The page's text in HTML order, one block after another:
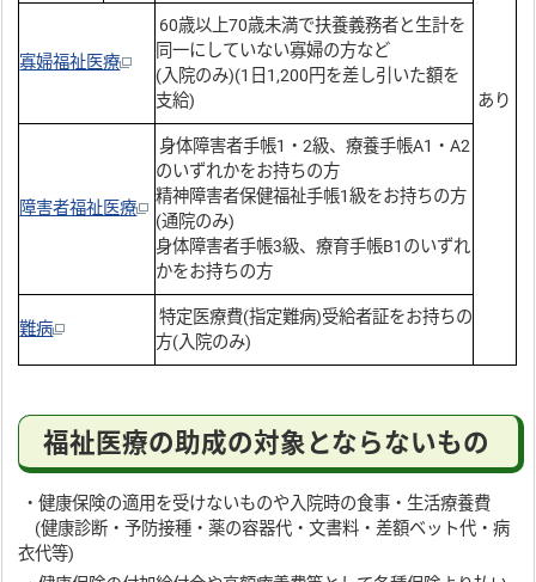
あり
寡婦福祉医療
60歳以上70歳未満で扶養義務者と生計を
同一にしていない寡婦の方など
(入院のみ)(1日1,200円を差し引いた額を
支給)
障害者福祉医療
身体障害者手帳1・2級、療養手帳A1・A2
のいずれかをお持ちの方
精神障害者保健福祉手帳1級をお持ちの方
(通院のみ)
身体障害者手帳3級、療育手帳B1のいずれ
かをお持ちの方
難病
特定医療費(指定難病)受給者証をお持ちの
方(入院のみ)
福祉医療の助成の対象とならないもの
・健康保険の適用を受けないものや入院時の食事・生活療養費
(健康診断・予防接種・薬の容器代・文書料・差額ベット代・病
衣代等)